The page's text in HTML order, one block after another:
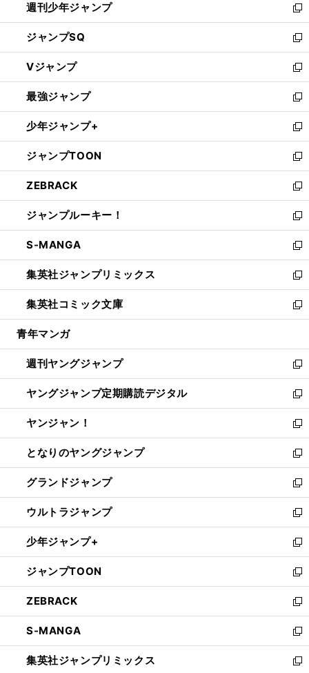
く
週刊少年ジャンプ
新
し
い
ウ
ィ
ン
ド
ウ
で
開
く
ジャンプSQ
新
し
い
ウ
ィ
ン
ド
ウ
で
開
く
Vジャンプ
新
し
い
ウ
ィ
ン
ド
ウ
で
開
く
最強ジャンプ
新
し
い
ウ
ィ
ン
ド
ウ
で
開
く
少年ジャンプ+
新
し
い
ウ
ィ
ン
ド
ウ
で
開
く
ジャンプTOON
新
し
い
ウ
ィ
ン
ド
ウ
で
開
く
ZEBRACK
新
し
い
ウ
ィ
ン
ド
ウ
で
開
ジャンプルーキー！
新
し
い
ウ
ィ
ン
ド
ウ
開
く
S-MANGA
新
し
い
ウ
ィ
ン
ウ
で
開
く
集英社ジャンプリミックス
新
し
い
ウ
ン
ド
ウ
で
開
く
集英社コミック文庫
新
し
ウ
ィ
ン
ド
ウ
で
開
く
青年マンガ
週刊ヤングジャンプ
新
し
い
ウ
ィ
ン
ド
ウ
で
開
く
ヤングジャンプ定期購読デジタル
新
し
い
ウ
ィ
ン
ド
ウ
で
開
く
ヤンジャン！
新
し
い
ウ
ィ
ン
ド
ウ
で
開
く
となりのヤングジャンプ
新
し
い
ウ
ィ
ン
ド
ウ
で
開
く
グランドジャンプ
新
し
い
ウ
ィ
ン
ド
ウ
で
開
く
ウルトラジャンプ
新
し
い
ウ
ィ
ン
ド
ウ
で
開
く
少年ジャンプ+
新
し
い
ウ
ィ
ン
ド
ウ
で
ジャンプTOON
新
し
い
ウ
ィ
ン
ド
ZEBRACK
新
し
い
ウ
ィ
S-MANGA
新
し
い
集英社ジャンプリミックス
新